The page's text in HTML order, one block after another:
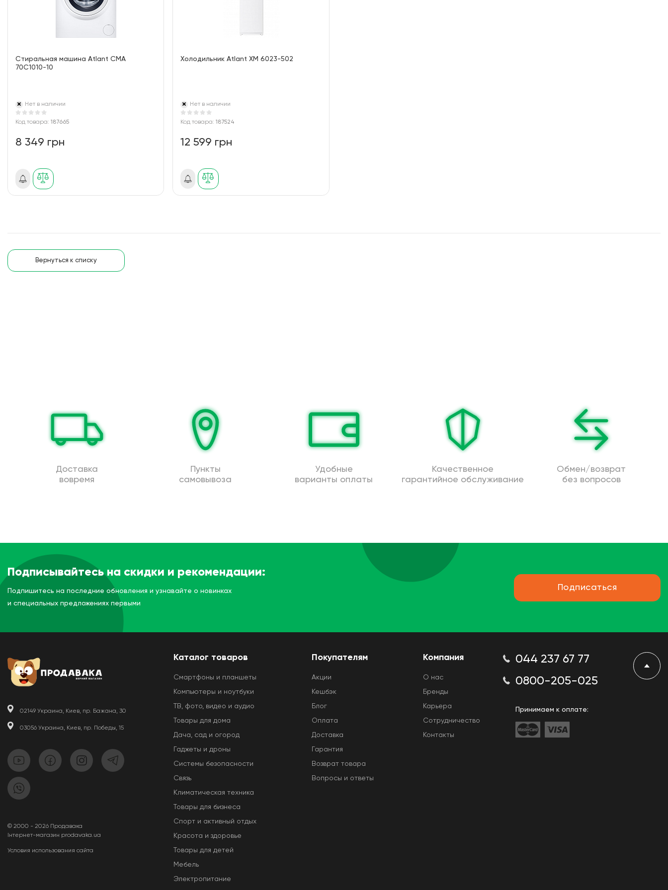
Стиральная машина Atlant СМА
70С1010-10
Нет в наличии
Код товара: 187665
8 349 грн
Холодильник Atlant ХМ 6023-502
Нет в наличии
Код товара:187524
12 599 грн
Вернуться к списку
Доставка
вовремя
Пункты
самовывоза
Удобные
варианты оплаты
Качественное
гарантийное обслуживание
Обмен/возврат
без вопросов
Подписывайтесь на скидки и рекомендации:
Подпишитесь на последние обновления и узнавайте о новинках
и специальных предложениях первыми
Подписаться
02149 Украина, Киев, пр. Бажана, 30
03056 Украина, Киев, пр. Победы, 15
© 2000 - 2026 Продавака
Інтернет-магазин prodavaka.ua
Условия использования сайта
Каталог товаров
Смартфоны и планшеты
Компьютеры и ноутбуки
ТВ, фото, видео и аудио
Товары для дома
Дача, сад и огород
Гаджеты и дроны
Системы безопасности
Связь
Климатическая техника
Товары для бизнеса
Спорт и активный отдых
Красота и здоровье
Товары для детей
Мебель
Электропитание
Покупателям
Акции
Кешбэк
Блог
Оплата
Доставка
Гарантия
Возврат товара
Вопросы и ответы
Компания
O нас
Бренды
Карьера
Сотрудничество
Контакты
044 237 67 77
0800-205-025
Принимаем к оплате: